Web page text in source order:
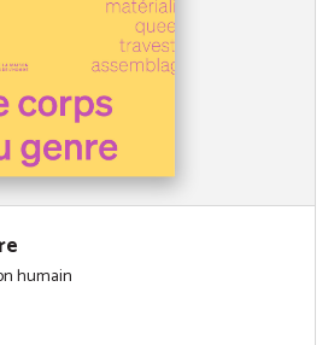
humain